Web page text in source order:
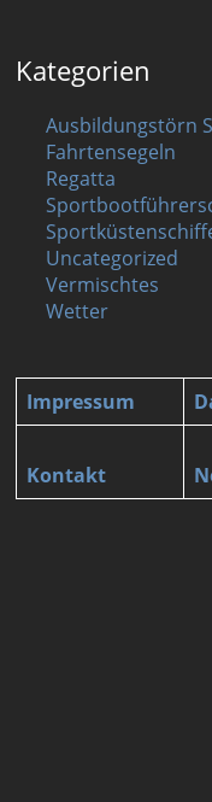
Kategorien
Ausbildungstörn
Fahrtensegeln
Regatta
Uncategorized
Vermischtes
Wetter
Impressum
Kontakt